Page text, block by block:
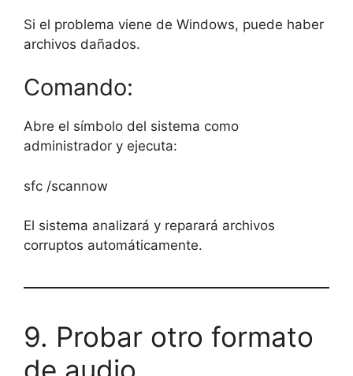
Si el problema viene de Windows, puede haber
archivos dañados.
Comando:
Abre el símbolo del sistema como
administrador y ejecuta:
sfc /scannow
El sistema analizará y reparará archivos
corruptos automáticamente.
9. Probar otro formato